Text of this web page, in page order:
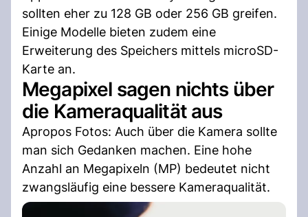
sollten eher zu 128 GB oder 256 GB greifen.
Einige Modelle bieten zudem eine
Erweiterung des Speichers mittels microSD-
Karte an.
Megapixel sagen nichts über
die Kameraqualität aus
Apropos Fotos: Auch über die Kamera sollte
man sich Gedanken machen. Eine hohe
Anzahl an Megapixeln (MP) bedeutet nicht
zwangsläufig eine bessere Kameraqualität.